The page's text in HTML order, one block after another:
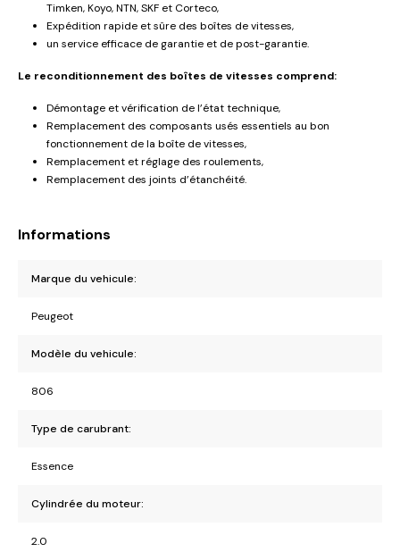
Timken, Koyo, NTN, SKF et Corteco,
Expédition rapide et sûre des boîtes de vitesses,
un service efficace de garantie et de post-garantie.
Le reconditionnement des boîtes de vitesses comprend:
Démontage et vérification de l’état technique,
Remplacement des composants usés essentiels au bon
fonctionnement de la boîte de vitesses,
Remplacement et réglage des roulements,
Remplacement des joints d’étanchéité.
Informations
Marque du vehicule:
Peugeot
Modèle du vehicule:
806
Type de carubrant:
Essence
Cylindrée du moteur:
2.0